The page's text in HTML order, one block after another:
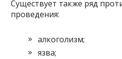
Существует также ряд
проведения:
алкоголизм;
язва;